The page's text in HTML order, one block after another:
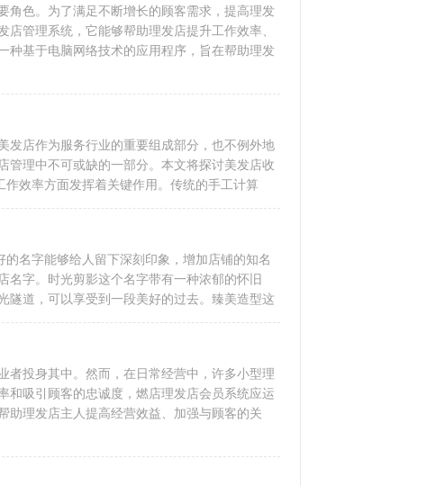
角色。为了满足不断增长的顾客需求，提高理发
管理系统，它能够帮助理发店提升工作效率、
种基于电脑网络技术的应用程序，旨在帮助理发
发店作为服务行业的重要组成部分，也不例外地
管理中不可或缺的一部分。本文将探讨美发店收
效率方面发挥着关键作用。传统的手工计算
名字能够给人留下深刻印象，增加店铺的知名
名字。时光剪影这个名字带有一种浓郁的怀旧
隧道，可以享受到一段美好的过去。臻美造型这
者投身其中。然而，在日常经营中，许多小型理
和吸引顾客的忠诚度，燃店理发店会员系统应运
助理发店主人提高经营效益、加强与顾客的关